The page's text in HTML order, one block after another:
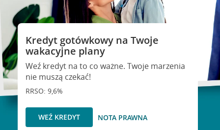
Kredyt gotówkowy na Twoje
wakacyjne plany
Weź kredyt na to co ważne. Twoje marzenia
nie muszą czekać!
RRSO: 9,6%
WEŹ KREDYT NOTA PRAWNA